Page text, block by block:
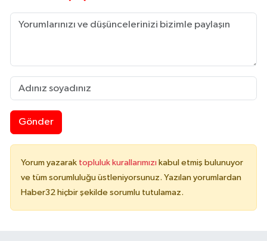
Gönder
Yorum yazarak topluluk kurallarımızı kabul etmiş bulunuyor
ve tüm sorumluluğu üstleniyorsunuz. Yazılan yorumlardan
Haber32 hiçbir şekilde sorumlu tutulamaz.